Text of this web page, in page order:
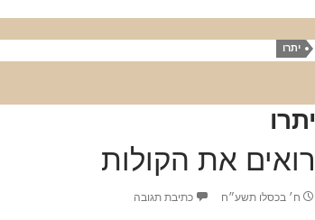
יתרו
יתרו
רואים את הקולות
ח׳ בכסלו תשע״ח כתיבת תגובה